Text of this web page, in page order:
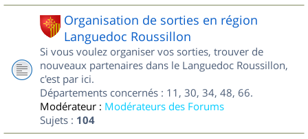
Organisation de sorties en région
Languedoc Roussillon
Si vous voulez organiser vos sorties, trouver de
nouveaux partenaires dans le Languedoc Roussillon,
c'est par ici.
Départements concernés : 11, 30, 34, 48, 66.
Modérateur : Modérateurs des Forums
Sujets : 104